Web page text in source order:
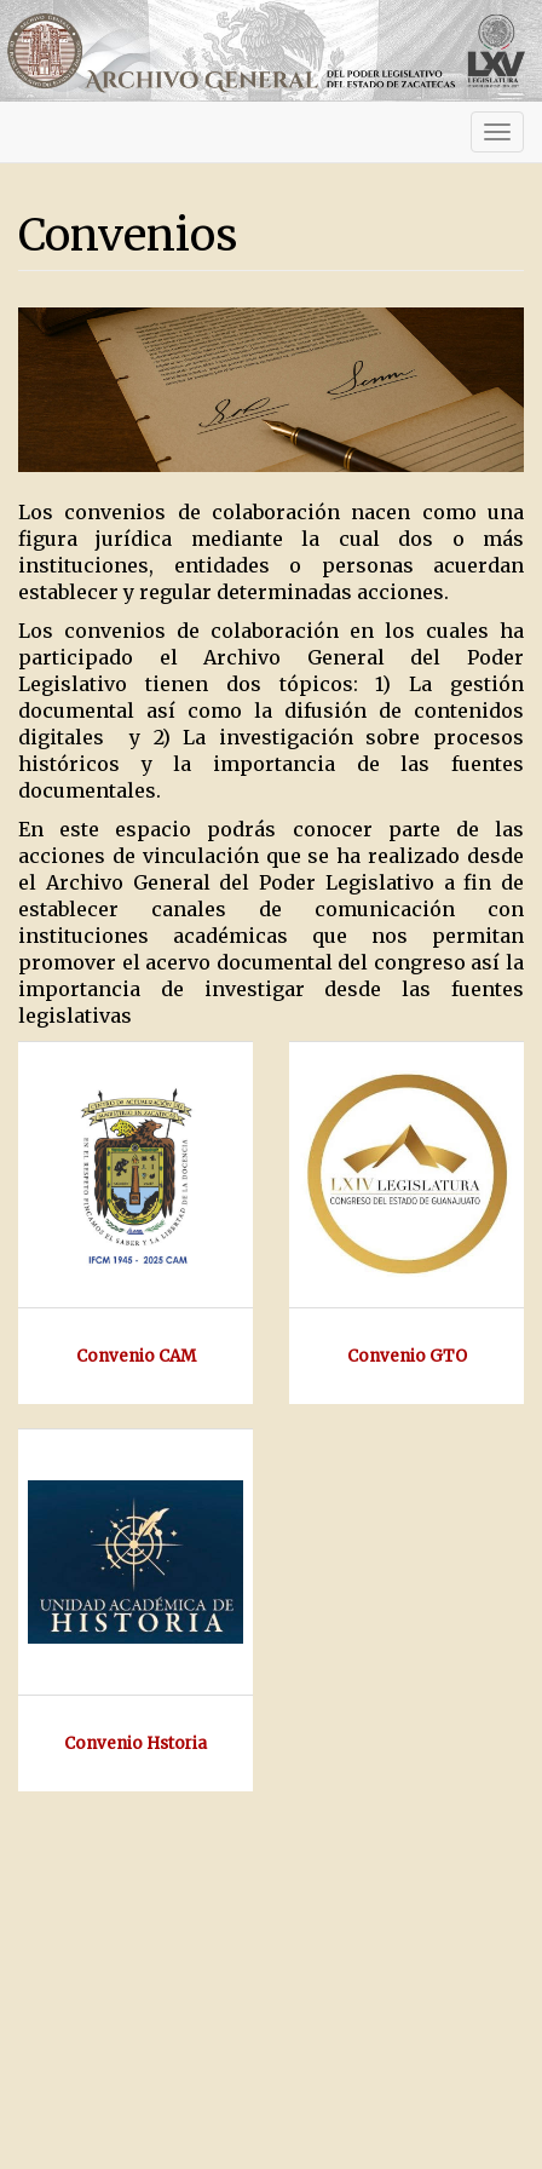
Convenios
Los convenios de colaboración nacen como una
figura jurídica mediante la cual dos o más
instituciones, entidades o personas acuerdan
establecer y regular determinadas acciones.
Los convenios de colaboración en los cuales ha
participado el Archivo General del Poder
Legislativo tienen dos tópicos: 1) La gestión
documental así como la difusión de contenidos
digitales
y 2) La investigación sobre procesos
históricos y la importancia de las fuentes
documentales.
En este espacio podrás conocer parte de las
acciones de vinculación que se ha realizado desde
el Archivo General del Poder Legislativo a fin de
establecer canales de comunicación con
instituciones académicas que nos permitan
promover el acervo documental del congreso así la
importancia de investigar desde las fuentes
legislativas
Convenio CAM Convenio GTO
Convenio Hstoria